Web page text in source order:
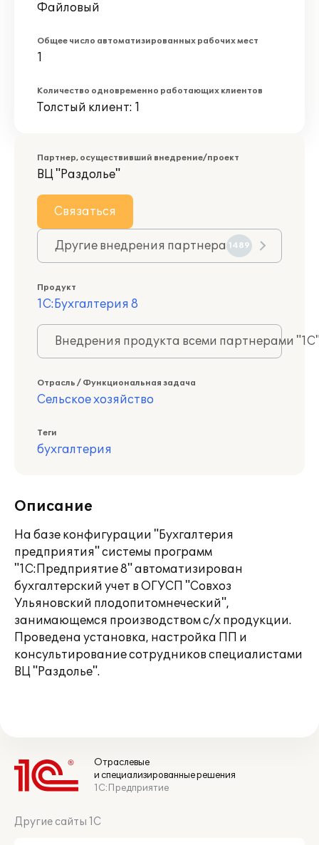
Файловый
Общее число автоматизированных рабочих мест
1
Количество одновременно работающих клиентов
Толстый клиент: 1
Партнер, осуществивший внедрение/проект
ВЦ "Раздолье"
Связаться
Другие внедрения партнера 1489
Продукт
1С:Бухгалтерия 8
Внедрения продукта всеми партнерами
Отрасль / Функциональная задача
Сельское хозяйство
Теги
бухгалтерия
Описание
На базе конфигурации "Бухгалтерия
предприятия" системы программ
"1С:Предприятие 8" автоматизирован
бухгалтерский учет в ОГУСП "Совхоз
Ульяновский плодопитомнеческий",
занимающемся производством с/х продукции.
Проведена установка, настройка ПП и
консультирование сотрудников специалистами
ВЦ "Раздолье".
Отраслевые
и специализированные решения
1С:Предприятие
Другие сайты 1С